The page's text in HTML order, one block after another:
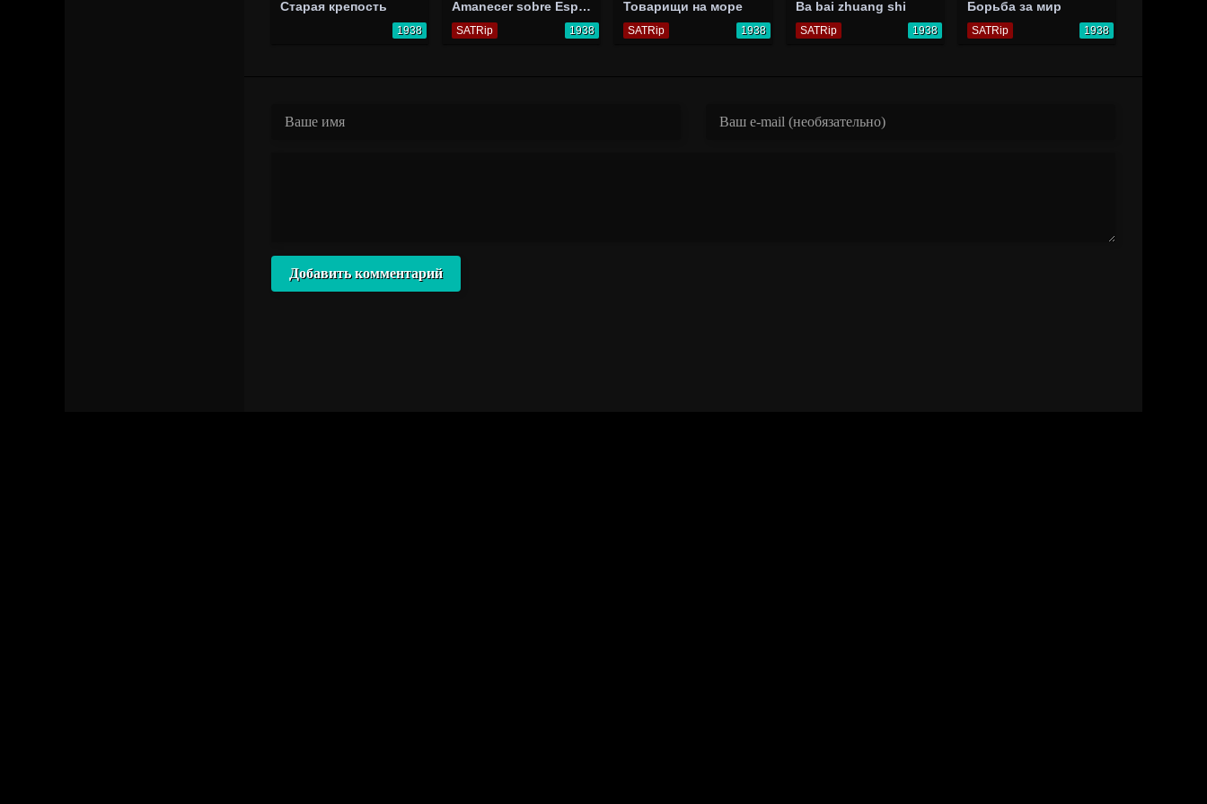
Старая крепость
1938
Amanecer sobre España
SATRip 1938
Товарищи на море
SATRip 1938
Ba bai zhuang shi
SATRip 1938
Борьба за мир
SATRip 1938
Добавить комментарий